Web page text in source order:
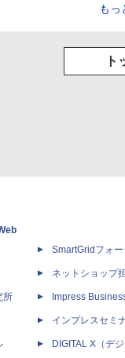
もっ
ト
所
SmartGridフォー
ネットショップ
Impress
インプレスセミ
DIGITAL X（デ